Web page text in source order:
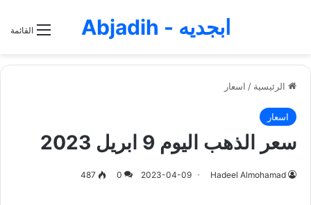
القائمة ابجديه - Abjadih
الرئيسية / اسعار
اسعار
سعر الذهب اليوم 9 ابريل 2023
Hadeel Almohamad
2023-04-09
0
487